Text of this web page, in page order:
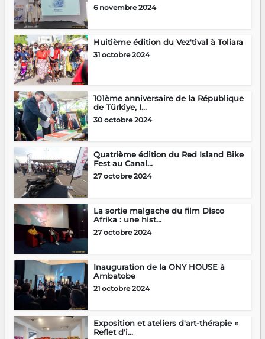
6 novembre 2024
Huitième édition du Vez'tival à Toliara
31 octobre 2024
101ème anniversaire de la République
de Türkiye, I...
30 octobre 2024
Quatrième édition du Red Island Bike
Fest au Canal...
27 octobre 2024
La sortie malgache du film Disco
Afrika : une hist...
27 octobre 2024
Inauguration de la ONY HOUSE à
Ambatobe
21 octobre 2024
Exposition et ateliers d'art-thérapie «
Reflet d'i...